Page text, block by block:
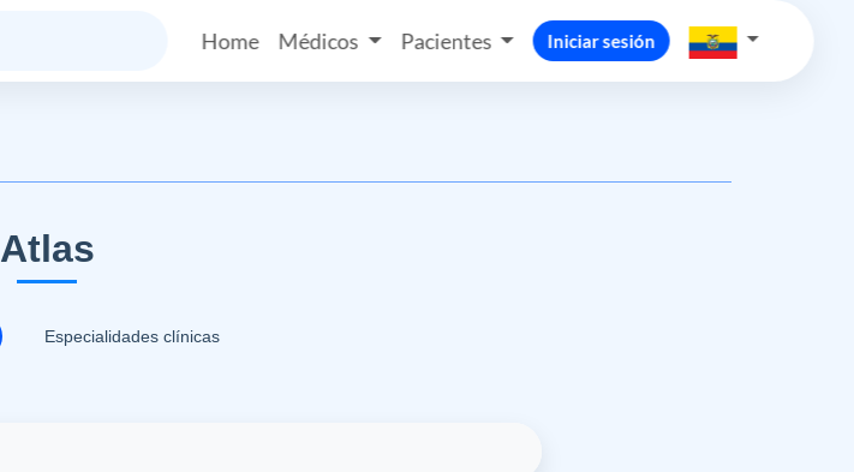
Home Médicos Pacientes Iniciar sesión
Atlas
Especialidades clínicas